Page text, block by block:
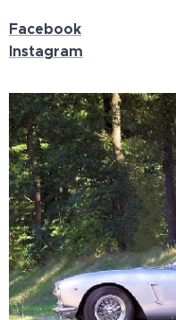
Facebook
Instagram